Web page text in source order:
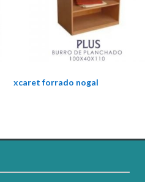
xcaret forrado nogal